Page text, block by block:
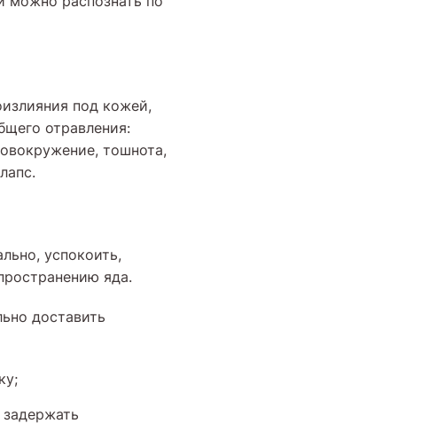
под кожей,
отравления:
тошнота,
успокоить,
яда.
доставить